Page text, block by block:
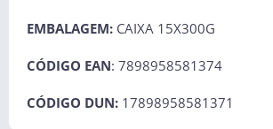
EMBALAGEM: CAIXA 15X300G
CÓDIGO EAN: 7898958581374
CÓDIGO DUN: 17898958581371